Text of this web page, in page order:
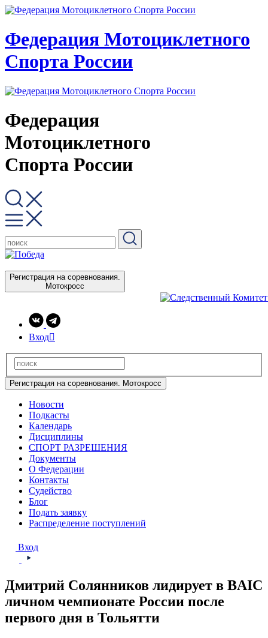
Федерация Мотоциклетного
Спорта России
Федерация
Мотоциклетного
Спорта России
Регистрация на соревнования.
Мотокросс
Вход
Регистрация на соревнования. Мотокросс
Новости
Подкасты
Календарь
Дисциплины
СПОРТ РАЗРЕШЕНИЯ
Документы
О Федерации
Контакты
Судейство
Блог
Подать заявку
Распределение поступлений
Вход
Дмитрий Солянников лидирует в BAIC
личном чемпионате России после
первого дня в Тольятти